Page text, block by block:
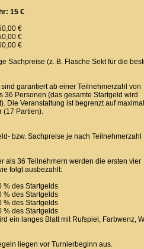
15 €
€
€
€
Sachpreise (z. B. Flasche Sekt für die
sind garantiert ab einer Teilnehmerzahl von
36 Personen (das gesamte Startgeld wird
Die Veranstaltung ist begrenzt auf
(17 Partien).
bzw. Sachpreise je nach Teilnehmerzahl
als 36 Teilnehmern werden die ersten vier
folgt ausbezahlt:
% des Startgelds
% des Startgelds
% des Startgelds
% des Startgelds
ein langes Blatt mit Rufspiel, Farbwenz,
liegen vor Turnierbeginn aus.